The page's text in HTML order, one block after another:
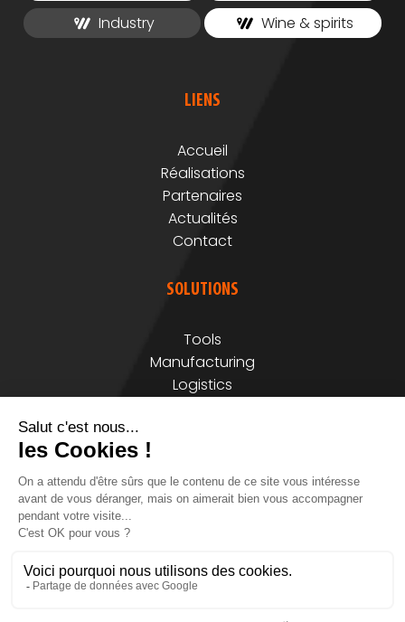
Industry
Wine & spirits
LIENS
Accueil
Réalisations
Partenaires
Actualités
Contact
SOLUTIONS
Tools
Manufacturing
Logistics
Mentions légales
© Storkcom 2024 - Fait avec parStudio Vitamine